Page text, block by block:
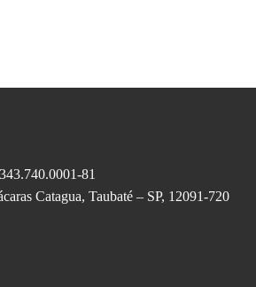
81
Catagua, Taubaté – SP, 12091-720